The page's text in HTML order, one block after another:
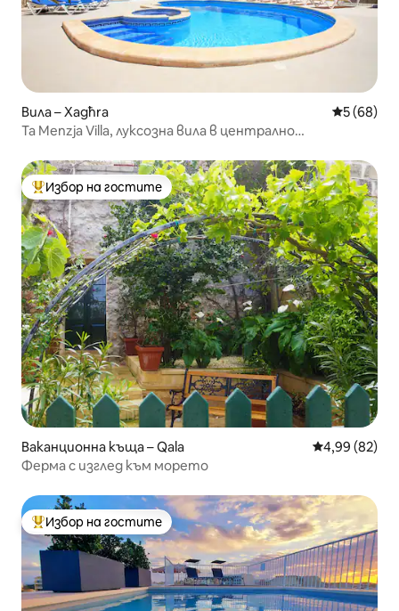
Вила – Xagħra Средна
5 (68)
Ta Menzja Villa, луксозна вила в централно
Най-популярен избор на гостите
Избор на гостите
Ваканционна къща – Qala Средна
4,99 (82)
Ферма с изглед към морето
Най-популярен избор на гостите
Избор на гостите